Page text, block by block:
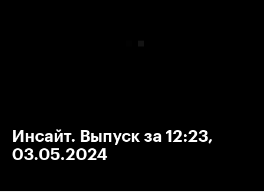
Инсайт. Выпуск за 12:23,
03.05.2024